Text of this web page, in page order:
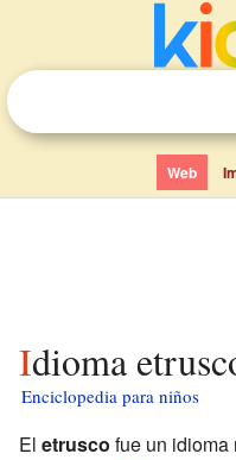
Web
Idioma
Enciclopedia para niños
El etrusco fue un idioma